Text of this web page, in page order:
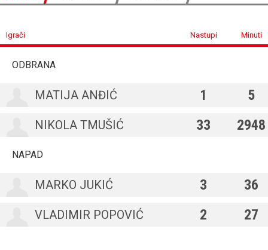
Igrači Nastupi Minuti
ODBRANA
MATIJA ANĐIĆ 1 5
NIKOLA TMUŠIĆ 33 2948
NAPAD
MARKO JUKIĆ 3 36
VLADIMIR POPOVIĆ 2 27